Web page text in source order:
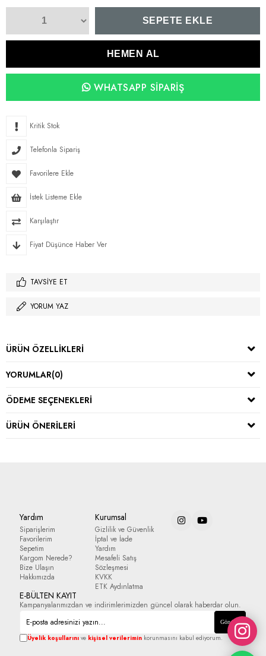
WHATSAPP SIPARIŞ
Kritik Stok
Telefonla Sipariş
Favorilere Ekle
İstek Listeme Ekle
Karşılaştır
Fiyat Düşünce Haber Ver
TAVSIYE ET
YORUM YAZ
ÜRÜN ÖZELLIKLERI
YORUMLAR(0)
ÖDEME SEÇENEKLERI
ÜRÜN ÖNERILERI
Yardım
Siparişlerim
Favorilerim
Sepetim
Kargom Nerede?
Bize Ulaşın
Hakkımızda
Kurumsal
Gizlilik ve Güvenlik
İptal ve İade
Yardım
Mesafeli Satış
Sözleşmesi
KVKK
ETK Aydınlatma
E-BÜLTEN KAYIT
Kampanyalarımızdan ve indirimlerimizden güncel olarak haberdar olun.
Gönder
Üyelik koşullarını ve kişisel verilerimin korunmasını kabul ediyorum.